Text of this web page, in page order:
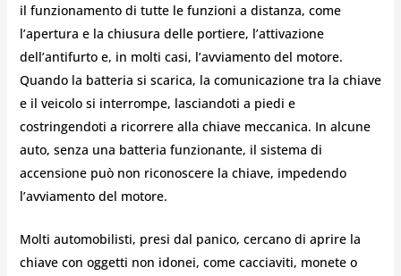
il funzionamento di tutte le funzioni a distanza, come
l’apertura e la chiusura delle portiere, l’attivazione
dell’antifurto e, in molti casi, l’avviamento del motore.
Quando la batteria si scarica, la comunicazione tra la chiave
e il veicolo si interrompe, lasciandoti a piedi e
costringendoti a ricorrere alla chiave meccanica. In alcune
auto, senza una batteria funzionante, il sistema di
accensione può non riconoscere la chiave, impedendo
l’avviamento del motore.
Molti automobilisti, presi dal panico, cercano di aprire la
chiave con oggetti non idonei, come cacciaviti, monete o